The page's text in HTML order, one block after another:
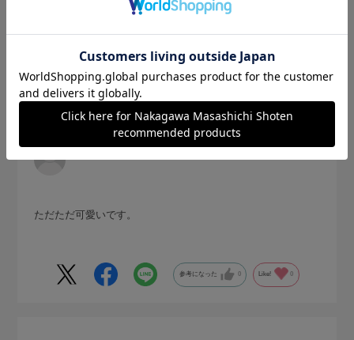
可愛い。
サイズ：S 色：200 ポスト
no name
ただただ可愛いです。
参考になった 0 Like! 0